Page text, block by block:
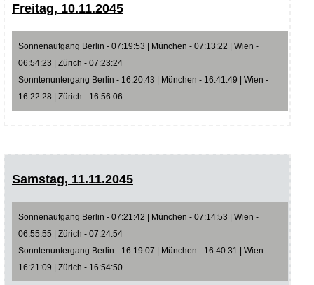
Freitag, 10.11.2045
Sonnenaufgang Berlin - 07:19:53 | München - 07:13:22 | Wien -
06:54:23 | Zürich - 07:23:24
Sonntenuntergang Berlin - 16:20:43 | München - 16:41:49 | Wien -
16:22:28 | Zürich - 16:56:06
Samstag, 11.11.2045
Sonnenaufgang Berlin - 07:21:42 | München - 07:14:53 | Wien -
06:55:55 | Zürich - 07:24:54
Sonntenuntergang Berlin - 16:19:07 | München - 16:40:31 | Wien -
16:21:09 | Zürich - 16:54:50